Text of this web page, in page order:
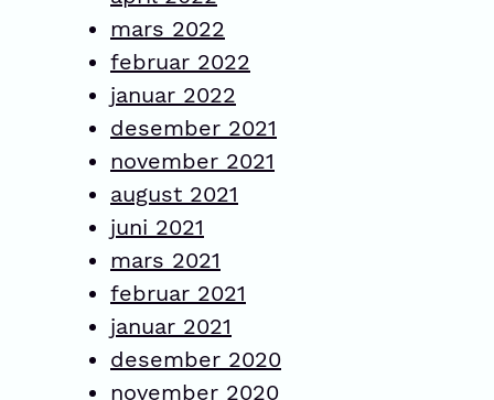
mars 2022
februar 2022
januar 2022
desember 2021
november 2021
august 2021
juni 2021
mars 2021
februar 2021
januar 2021
desember 2020
november 2020